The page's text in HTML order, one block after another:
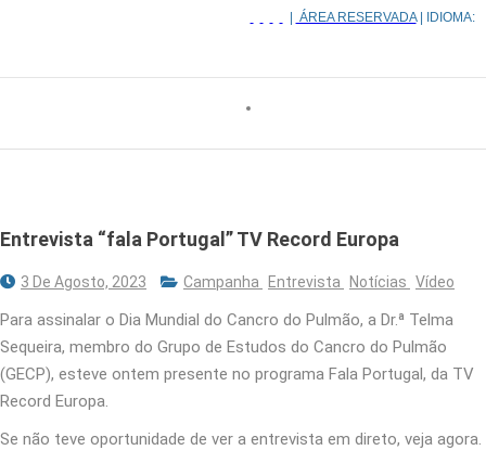
ÁREA RESERVADA| IDIOMA:
Entrevista “fala Portugal” TV Record Europa
3 De Agosto, 2023 Campanha Entrevista Notícias Vídeo
Para assinalar o Dia Mundial do Cancro do Pulmão, a Dr.ª Telma
Sequeira, membro do Grupo de Estudos do Cancro do Pulmão
(GECP), esteve ontem presente no programa Fala Portugal, da TV
Record Europa.
Se não teve oportunidade de ver a entrevista em direto, veja agora.